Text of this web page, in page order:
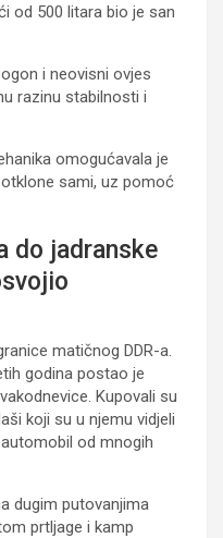
od 500 litara bio je san
i neovisni ovjes
razinu stabilnosti i
omogućavala je
sami, uz pomoć
do jadranske
matičnog DDR-a.
godina postao je
Kupovali su
koji su u njemu vidjeli
od mnogih
dugim putovanjima
prtljage i kamp